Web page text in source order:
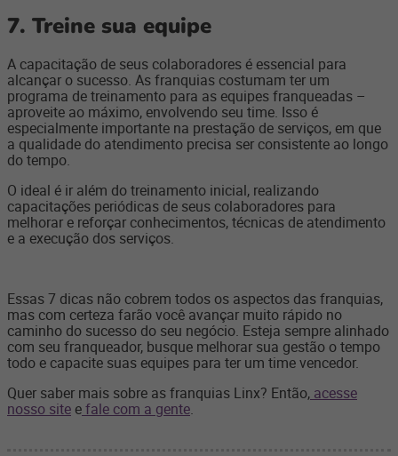
7. Treine sua equipe
A capacitação de seus colaboradores é essencial para
alcançar o sucesso. As franquias costumam ter um
programa de treinamento para as equipes franqueadas –
aproveite ao máximo, envolvendo seu time. Isso é
especialmente importante na prestação de serviços, em que
a qualidade do atendimento precisa ser consistente ao longo
do tempo.
O ideal é ir além do treinamento inicial, realizando
capacitações periódicas de seus colaboradores para
melhorar e reforçar conhecimentos, técnicas de atendimento
e a execução dos serviços.
Essas 7 dicas não cobrem todos os aspectos das franquias,
mas com certeza farão você avançar muito rápido no
caminho do sucesso do seu negócio. Esteja sempre alinhado
com seu franqueador, busque melhorar sua gestão o tempo
todo e capacite suas equipes para ter um time vencedor.
Quer saber mais sobre as franquias Linx? Então, acesse
nosso site efale com a gente.